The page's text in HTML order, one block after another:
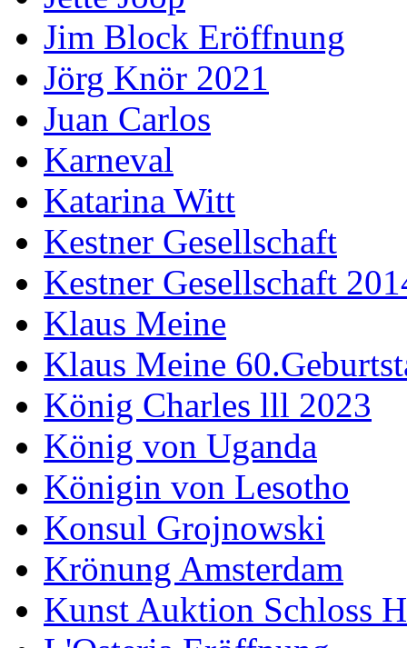
Jim Block Eröffnung
Jörg Knör 2021
Juan Carlos
Karneval
Katarina Witt
Kestner Gesellschaft
Kestner Gesellschaft
Klaus Meine
Klaus Meine
König Charles lll 2023
König von Uganda
Königin von Lesotho
Konsul Grojnowski
Krönung Amsterdam
Kunst Auktion Schloss